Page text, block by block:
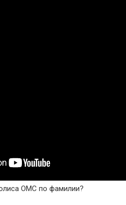
ОМС по фамилии?